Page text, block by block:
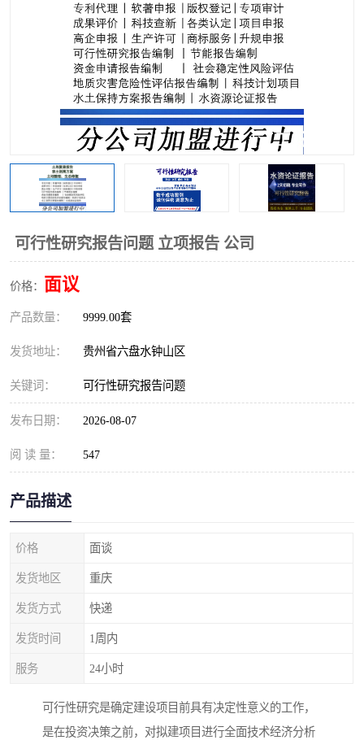
可行性研究报告问题 立项报告 公司
价格： 面议
产品数量： 9999.00套
发货地址： 贵州省六盘水钟山区
关键词： 可行性研究报告问题
发布日期： 2026-08-07
阅 读 量： 547
产品描述
价格 面谈
发货地区 重庆
发货方式 快递
发货时间 1周内
服务 24小时
可行性研究是确定建设项目前具有决定性意义的工作，
是在投资决策之前，对拟建项目进行全面技术经济分析